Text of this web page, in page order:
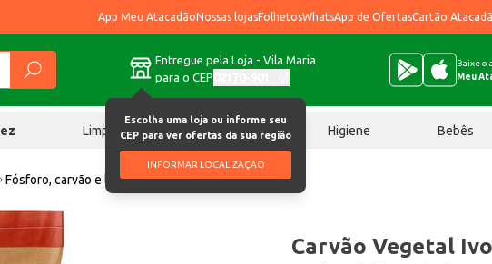
App Meu AtacadãoNossas lojasFolhetosWhatsApp de OfertasCartão
Entregue pela Loja - Vila Maria
para o CEP
Escolha uma loja ou informe seu
CEP para ver ofertas da sua região
INFORMAR LOCALIZAÇÃO
Baixe o
Meu
Limpeza Chocolates Higiene Bebês
Fósforo, carvão e lenha Carvão Vegetal Ivoti 5kg
Carvão Vegetal